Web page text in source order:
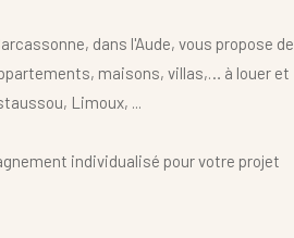
dans l'Aude, vous propose de
maisons, villas,… à louer et
Limoux, ...
individualisé pour votre projet